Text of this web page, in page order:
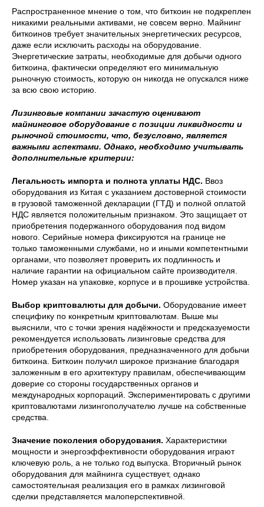
Распространенное мнение о том, что биткоин не подкреплен
никакими реальными активами, не совсем верно. Майнинг
биткоинов требует значительных энергетических ресурсов,
даже если исключить расходы на оборудование.
Энергетические затраты, необходимые для добычи одного
биткоина, фактически определяют его минимальную
рыночную стоимость, которую он никогда не опускался ниже
за всю свою историю.
Лизинговые компании зачастую оценивают
майнинговое оборудование с позиции ликвидности и
рыночной стоимости, что, безусловно, является
важными аспектами. Однако, необходимо учитывать
дополнительные критерии:
Легальность импорта и полнота уплаты НДС. Ввоз
оборудования из Китая с указанием достоверной стоимости
в грузовой таможенной декларации (ГТД) и полной оплатой
НДС является положительным признаком. Это защищает от
приобретения подержанного оборудования под видом
нового. Серийные номера фиксируются на границе не
только таможенными службами, но и иными компетентными
органами, что позволяет проверить их подлинность и
наличие гарантии на официальном сайте производителя.
Номер указан на упаковке, корпусе и в прошивке устройства.
Выбор криптовалюты для добычи. Оборудование имеет
специфику по конкретным криптовалютам. Выше мы
выяснили, что с точки зрения надёжности и предсказуемости
рекомендуется использовать лизинговые средства для
приобретения оборудования, предназначенного для добычи
биткоина. Биткоин получил широкое признание благодаря
заложенным в его архитектуру правилам, обеспечивающим
доверие со стороны государственных органов и
международных корпораций. Экспериментировать с другими
криптовалютами лизингополучателю лучше на собственные
средства.
Значение поколения оборудования. Характеристики
мощности и энергоэффективности оборудования играют
ключевую роль, а не только год выпуска. Вторичный рынок
оборудования для майнинга существует, однако
самостоятельная реализация его в рамках лизинговой
сделки представляется малоперспективной.